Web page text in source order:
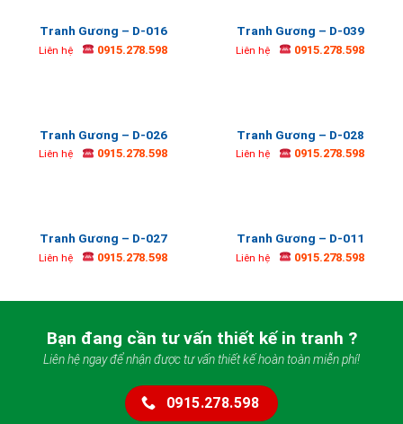
Tranh Gương – D-016
Liên hệ 0915.278.598
Tranh Gương – D-039
Liên hệ 0915.278.598
Tranh Gương – D-026
Liên hệ 0915.278.598
Tranh Gương – D-028
Liên hệ 0915.278.598
Tranh Gương – D-027
Liên hệ 0915.278.598
Tranh Gương – D-011
Liên hệ 0915.278.598
Bạn đang cần tư vấn thiết kế in tranh ?
Liên hệ ngay để nhận được tư vấn thiết kế hoàn toàn miễn phí!
0915.278.598